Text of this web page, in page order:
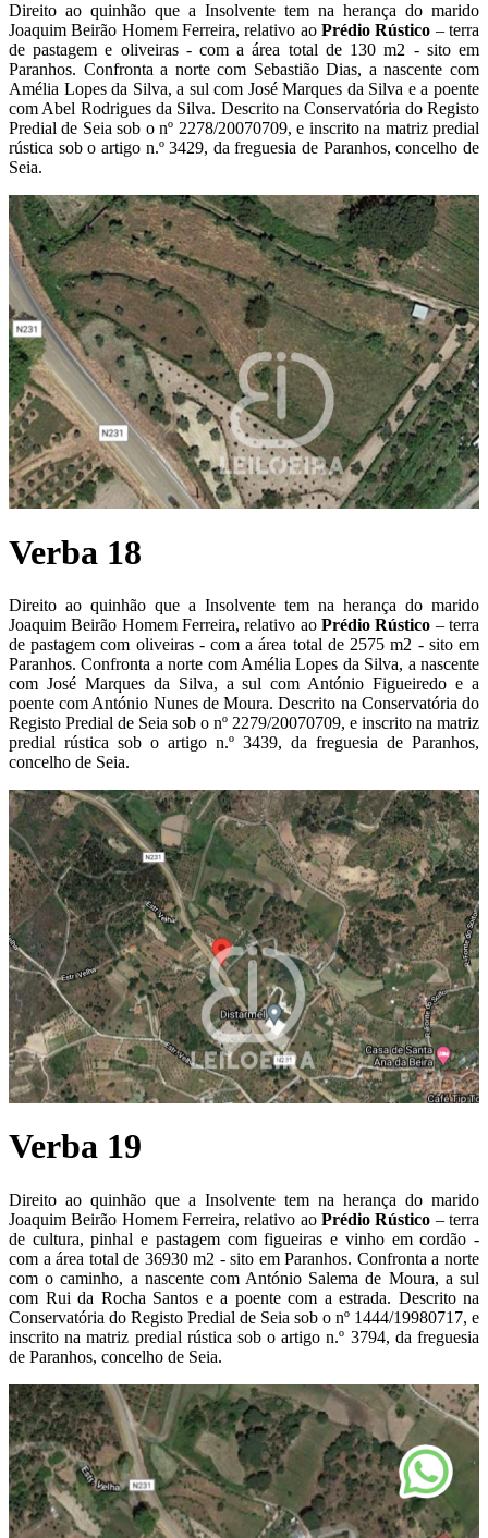
Direito ao quinhão que a Insolvente tem na herança do marido
Joaquim Beirão Homem Ferreira, relativo ao Prédio Rústico – terra
de pastagem e oliveiras - com a área total de 130 m2 - sito em
Paranhos. Confronta a norte com Sebastião Dias, a nascente com
Amélia Lopes da Silva, a sul com José Marques da Silva e a poente
com Abel Rodrigues da Silva. Descrito na Conservatória do Registo
Predial de Seia sob o nº 2278/20070709, e inscrito na matriz predial
rústica sob o artigo n.º 3429, da freguesia de Paranhos, concelho de
Seia.
Verba 18
Direito ao quinhão que a Insolvente tem na herança do marido
Joaquim Beirão Homem Ferreira, relativo ao Prédio Rústico – terra
de pastagem com oliveiras - com a área total de 2575 m2 - sito em
Paranhos. Confronta a norte com Amélia Lopes da Silva, a nascente
com José Marques da Silva, a sul com António Figueiredo e a
poente com António Nunes de Moura. Descrito na Conservatória do
Registo Predial de Seia sob o nº 2279/20070709, e inscrito na matriz
predial rústica sob o artigo n.º 3439, da freguesia de Paranhos,
concelho de Seia.
Verba 19
Direito ao quinhão que a Insolvente tem na herança do marido
Joaquim Beirão Homem Ferreira, relativo ao Prédio Rústico – terra
de cultura, pinhal e pastagem com figueiras e vinho em cordão -
com a área total de 36930 m2 - sito em Paranhos. Confronta a norte
com o caminho, a nascente com António Salema de Moura, a sul
com Rui da Rocha Santos e a poente com a estrada. Descrito na
Conservatória do Registo Predial de Seia sob o nº 1444/19980717, e
inscrito na matriz predial rústica sob o artigo n.º 3794, da freguesia
de Paranhos, concelho de Seia.